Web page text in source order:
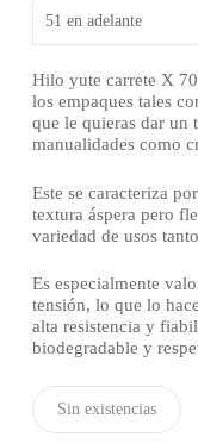
51 en adelante
Hilo yute carrete X
los empaques tales
que le quieras dar un
manualidades como
Este se caracteriza
textura áspera pero
variedad de usos
Es especialmente
tensión, lo que lo
alta resistencia y
biodegradable y
Sin existencias